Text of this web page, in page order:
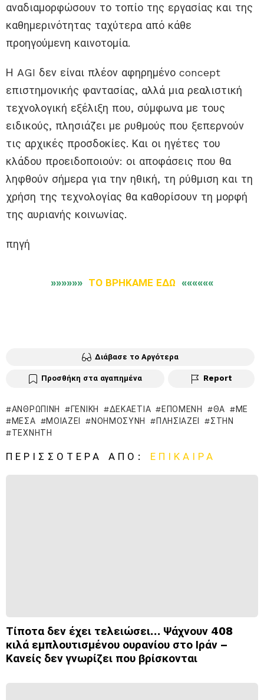
αναδιαμορφώσουν το τοπίο της εργασίας και της
καθημερινότητας ταχύτερα από κάθε
προηγούμενη καινοτομία.
Η AGI δεν είναι πλέον αφηρημένο concept
επιστημονικής φαντασίας, αλλά μια ρεαλιστική
τεχνολογική εξέλιξη που, σύμφωνα με τους
ειδικούς, πλησιάζει με ρυθμούς που ξεπερνούν
τις αρχικές προσδοκίες. Και οι ηγέτες του
κλάδου προειδοποιούν: οι αποφάσεις που θα
ληφθούν σήμερα για την ηθική, τη ρύθμιση και τη
χρήση της τεχνολογίας θα καθορίσουν τη μορφή
της αυριανής κοινωνίας.
πηγή
»»»»»» ΤΟ ΒΡΗΚΑΜΕ ΕΔΩ ««««««
Διάβασε το Αργότερα
Προσθήκη στα αγαπημένα Report
ΑΝΘΡΏΠΙΝΗ ΓΕΝΙΚΉ ΔΕΚΑΕΤΊΑ ΕΠΌΜΕΝΗ ΘΑ
ΜΕ
ΜΈΣΑ
ΜΟΙΆΖΕΙ ΝΟΗΜΟΣΥΝΗ ΠΛΗΣΙΆΖΕΙ
ΣΤΗΝ
ΤΕΧΝΗΤΉ
ΠΕΡΙΣΣΌΤΕΡΑ ΑΠΌ: ΕΠΊΚΑΙΡΑ
Τίποτα δεν έχει τελειώσει… Ψάχνουν 408
κιλά εμπλουτισμένου ουρανίου στο Ιράν –
Κανείς δεν γνωρίζει που βρίσκονται